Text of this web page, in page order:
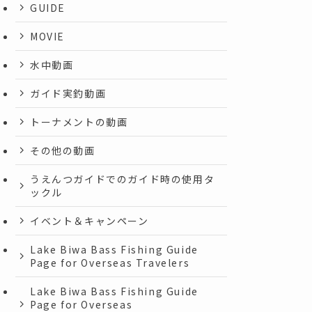
GUIDE
MOVIE
水中動画
ガイド実釣動画
トーナメントの動画
その他の動画
うえんつガイドでのガイド時の使用タ
ックル
イベント＆キャンペーン
Lake Biwa Bass Fishing Guide
Page for Overseas Travelers
Lake Biwa Bass Fishing Guide
Page for Overseas